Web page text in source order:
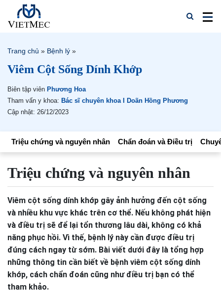
Trang chủ » Bệnh lý »
Viêm Cột Sống Dính Khớp
Biên tập viên Phương Hoa
Tham vấn y khoa: Bác sĩ chuyên khoa I Doãn Hồng Phương
Cập nhật: 26/12/2023
Triệu chứng và nguyên nhân Chẩn đoán và Điều trị
Triệu chứng và nguyên nhân
Viêm cột sống dính khớp gây ảnh hưởng đến cột sống
và nhiều khu vực khác trên cơ thể. Nếu không phát hiện
và điều trị sẽ để lại tổn thương lâu dài, không có khả
năng phục hồi. Vì thế, bệnh lý này cần được điều trị
đúng cách ngay từ sớm. Bài viết dưới đây là tổng hợp
những thông tin cần biết về bệnh viêm cột sống dính
khớp, cách chẩn đoán cũng như điều trị bạn có thể
tham khảo.